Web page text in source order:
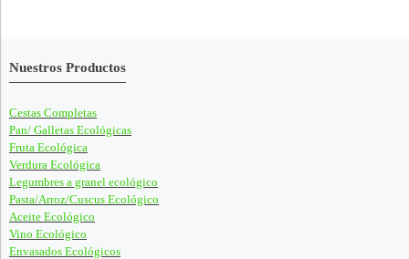
Nuestros Productos
Cestas Completas
Pan/ Galletas Ecológicas
Fruta Ecológica
Verdura Ecológica
Legumbres a granel ecológico
Pasta/Arroz/Cuscus Ecológico
Aceite Ecológico
Vino Ecológico
Envasados Ecológicos